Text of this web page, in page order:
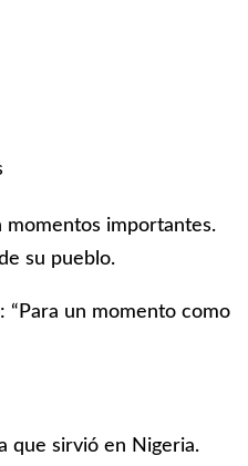
momentos importantes.
su pueblo.
“Para un momento como
que sirvió en Nigeria.